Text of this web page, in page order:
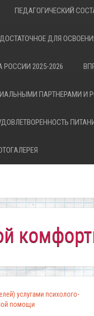
ПЕДАГОГИЧЕСКИЙ
ДЛЯ
РОССИИ 2025-2026
ПАРТНЕРАМИ
услугами психолого-
помощи